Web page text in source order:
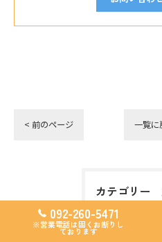
< 前のページ 一覧に
カテゴリー
全てのカテゴ
092-260-5471
※営業電話は固くお断りし
ております